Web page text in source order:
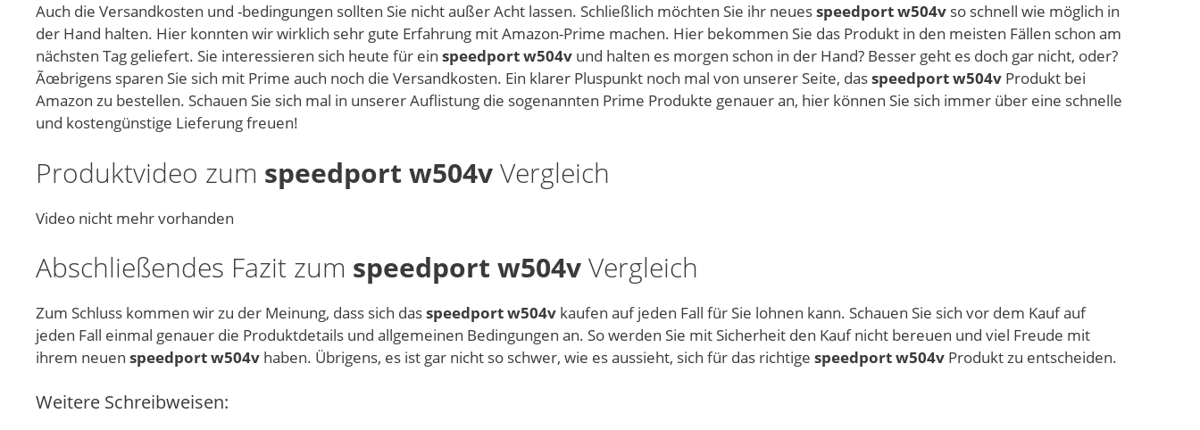
Auch die Versandkosten und -bedingungen sollten Sie nicht außer Acht lassen. Schließlich möchten Sie ihr neuesspeedport w504v so schnell wie möglich in
der Hand halten. Hier konnten wir wirklich sehr gute Erfahrung mit Amazon-Prime machen. Hier bekommen Sie das Produkt in den meisten Fällen schon am
nächsten Tag geliefert. Sie interessieren sich heute für ein speedport w504v und halten es morgen schon in der Hand? Besser geht es doch gar nicht, oder?
Ãœbrigens sparen Sie sich mit Prime auch noch die Versandkosten. Ein klarer Pluspunkt noch mal von unserer Seite, dasspeedport w504v Produkt bei
Amazon zu bestellen. Schauen Sie sich mal in unserer Auflistung die sogenannten Prime Produkte genauer an, hier können Sie sich immer über eine schnelle
und kostengünstige Lieferung freuen!
Produktvideo zum speedport w504vVergleich
Video nicht mehr vorhanden
Abschließendes Fazit zum speedport w504vVergleich
Zum Schluss kommen wir zu der Meinung, dass sich dasspeedport w504v kaufen auf jeden Fall für Sie lohnen kann. Schauen Sie sich vor dem Kauf auf
jeden Fall einmal genauer die Produktdetails und allgemeinen Bedingungen an. So werden Sie mit Sicherheit den Kauf nicht bereuen und viel Freude mit
ihrem neuen speedport w504v haben. Übrigens, es ist gar nicht so schwer, wie es aussieht, sich für das richtige speedport w504v Produkt zu entscheiden.
Weitere Schreibweisen: